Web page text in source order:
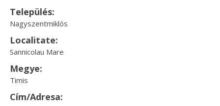
Település:
Nagyszentmiklós
Localitate:
Sannicolau Mare
Megye:
Timis
Cím/Adresa: